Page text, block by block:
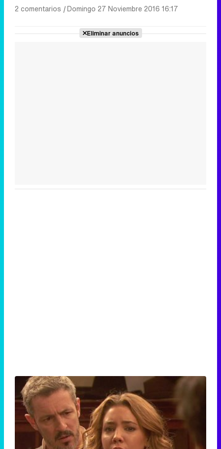
2 comentarios |Domingo 27 Noviembre 2016 16:17
Eliminar anuncios